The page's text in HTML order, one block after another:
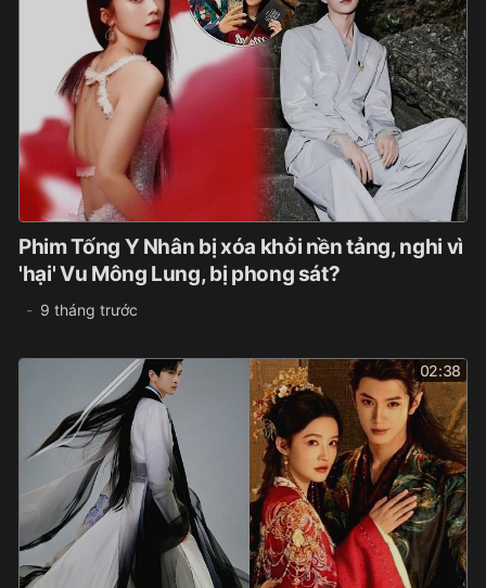
Phim Tống Y Nhân bị xóa khỏi nền tảng, nghi vì
'hại' Vu Mông Lung, bị phong sát?
9 tháng trước
02:38